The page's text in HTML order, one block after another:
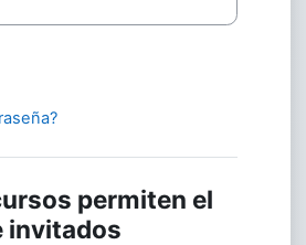
permiten el
invitados